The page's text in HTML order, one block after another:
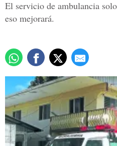
El servicio de ambulancia
eso mejorará.